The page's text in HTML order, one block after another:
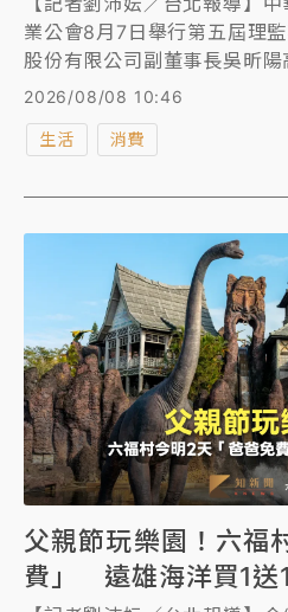
業公會8月7日舉行第五屆理
股份有限公司副董事長吳昕
位發展部數位產業署童明慧主
理事長王令麟完成交接。
2026/08/08 10:46
生活 消費
父親節玩樂園！六福
費」 遠雄海洋買1送1